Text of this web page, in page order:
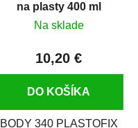
na plasty 400 ml
Na sklade
10,20 €
DO KOŠÍKA
BODY 340 PLASTOFIX